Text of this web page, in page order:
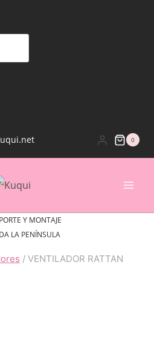
0
Y MONTAJE
LA PENÍNSULA
/ VENTILADOR RATTAN